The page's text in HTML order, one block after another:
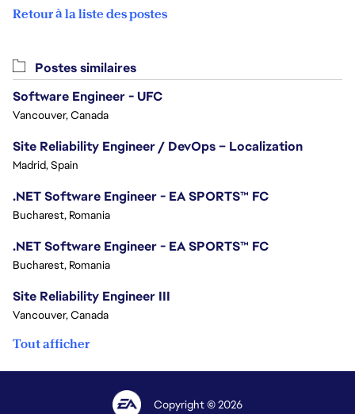
Retour à la liste des postes
Postes similaires
Software Engineer - UFC
Vancouver, Canada
Site Reliability Engineer / DevOps – Localization
Madrid, Spain
.NET Software Engineer - EA SPORTS™ FC
Bucharest, Romania
.NET Software Engineer - EA SPORTS™ FC
Bucharest, Romania
Site Reliability Engineer III
Vancouver, Canada
Tout afficher
Copyright © 2026